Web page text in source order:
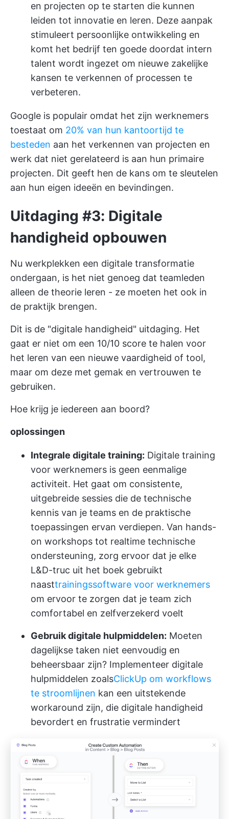
en projecten op te starten die kunnen
leiden tot innovatie en leren. Deze aanpak
stimuleert persoonlijke ontwikkeling en
komt het bedrijf ten goede doordat intern
talent wordt ingezet om nieuwe zakelijke
kansen te verkennen of processen te
verbeteren.
Google is populair omdat het zijn werknemers
toestaat om 20% van hun kantoortijd te
besteden aan het verkennen van projecten en
werk dat niet gerelateerd is aan hun primaire
projecten. Dit geeft hen de kans om te sleutelen
aan hun eigen ideeën en bevindingen.
Uitdaging #3: Digitale
handigheid opbouwen
Nu werkplekken een digitale transformatie
ondergaan, is het niet genoeg dat teamleden
alleen de theorie leren - ze moeten het ook in
de praktijk brengen.
Dit is de "digitale handigheid" uitdaging. Het
gaat er niet om een 10/10 score te halen voor
het leren van een nieuwe vaardigheid of tool,
maar om deze met gemak en vertrouwen te
gebruiken.
Hoe krijg je iedereen aan boord?
oplossingen
Integrale digitale training: Digitale training
voor werknemers is geen eenmalige
activiteit. Het gaat om consistente,
uitgebreide sessies die de technische
kennis van je teams en de praktische
toepassingen ervan verdiepen. Van hands-
on workshops tot realtime technische
ondersteuning, zorg ervoor dat je elke
L&D-truc uit het boek gebruikt
naasttrainingssoftware voor werknemers
om ervoor te zorgen dat je team zich
comfortabel en zelfverzekerd voelt
Gebruik digitale hulpmiddelen: Moeten
dagelijkse taken niet eenvoudig en
beheersbaar zijn? Implementeer digitale
hulpmiddelen zoalsClickUp om workflows
te stroomlijnen kan een uitstekende
workaround zijn, die digitale handigheid
bevordert en frustratie vermindert